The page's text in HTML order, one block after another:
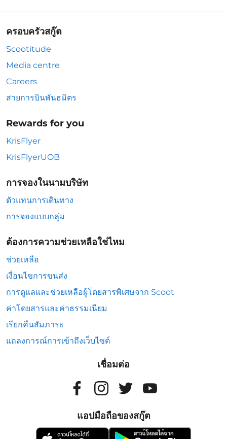
ครอบครัวสกู๊ต
Scootitude
Media centre
Careers
สายการบินพันธมิตร
Rewards for you
KrisFlyer
KrisFlyerUOB
การจองในนามบริษัท
ตัวแทนการเดินทาง
การจองแบบกลุ่ม
ต้องการความช่วยเหลือใช่ไหม
ช่วยเหลือ
เงื่อนไขการขนส่ง
การดูแลและช่วยเหลือผู้โดยสารพิเศษจาก Scoot
ค่าโดยสารและค่าธรรมเนียม
เรียกคืนสัมภาระ
แถลงการณ์การเข้าถึงเว็บไซต์
เชื่อมต่อ
แอปมือถือของสกู๊ต